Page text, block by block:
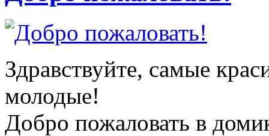
Здравствуйте, самые
молодые!
Добро пожаловать в